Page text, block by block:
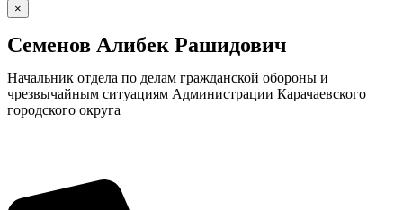
×
Семенов Алибек Рашидович
Начальник отдела по делам гражданской обороны и
чрезвычайным ситуациям Администрации Карачаевского
городского округа